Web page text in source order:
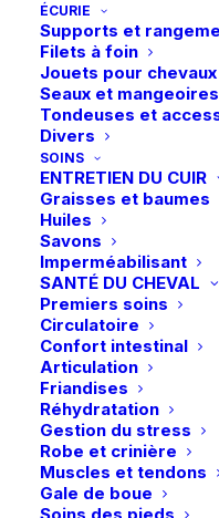
ÉCURIE
Supports et
Filets à foin
Jouets pour chevaux
Seaux et mangeoires
Tondeuses et
Divers
SOINS
ENTRETIEN DU CUIR
Graisses et baumes
Huiles
Savons
Imperméabilisant
SANTÉ DU CHEVAL
Premiers soins
Circulatoire
Confort intestinal
Articulation
Friandises
Réhydratation
Gestion du stress
Robe et crinière
Muscles et tendons
Gale de boue
Ce
produit
a
plusieurs
variations.
Les
options
peuvent
être
choisies
sur
Schockemöhle |